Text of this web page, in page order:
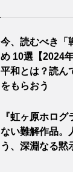
今、読むべき「
め 10選【2024
平和とは？読ん
をもらおう
『虹ヶ原ホロ
ない難解作品。
う、深淵なる黙